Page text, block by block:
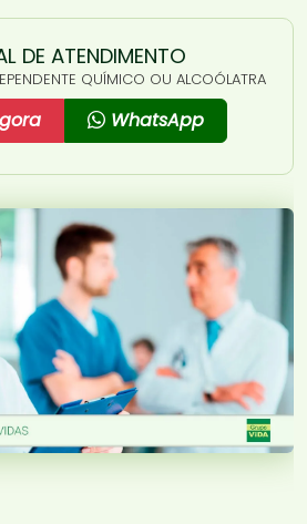
DE ATENDIMENTO
QUÍMICO OU ALCOÓLATRA
WhatsApp